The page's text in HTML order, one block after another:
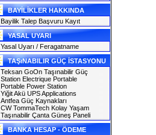
BAYİLİKLER HAKKINDA
Bayilik Talep Başvuru Kayıt
YASAL UYARI
Yasal Uyarı / Feragatname
TAŞıNABILIR GÜÇ İSTASYONU
Teksan GoOn Taşınabilir Güç
Station Electrique Portable
Portable Power Station
Yiğit Akü UPS Applications
Antfea Güç Kaynakları
CW TommaTech Kolay Yaşam
Taşınabilir Çanta Güneş Paneli
BANKA HESAP - ÖDEME